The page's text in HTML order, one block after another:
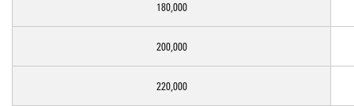
180,000
200,000
220,000